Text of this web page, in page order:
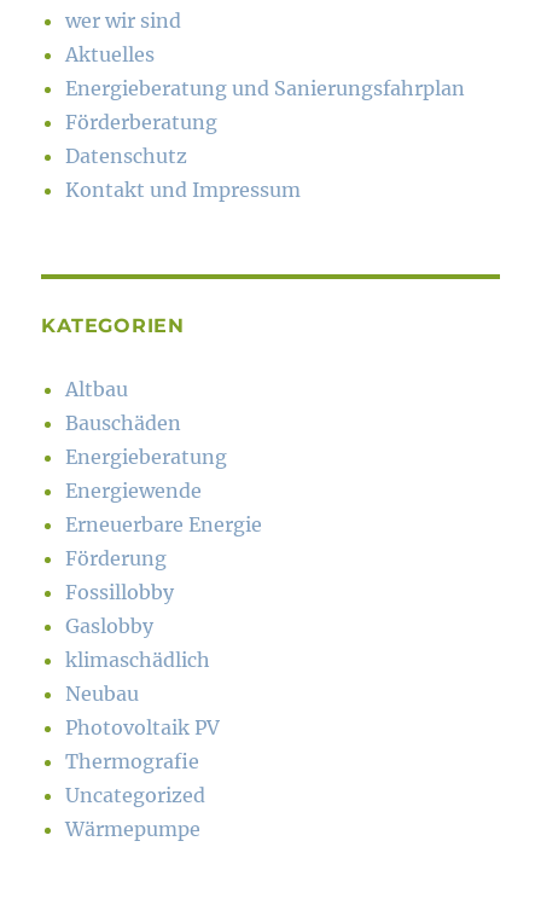
wer wir sind
Aktuelles
Energieberatung und Sanierungsfahrplan
Förderberatung
Datenschutz
Kontakt und Impressum
KATEGORIEN
Altbau
Bauschäden
Energieberatung
Energiewende
Erneuerbare Energie
Förderung
Fossillobby
Gaslobby
klimaschädlich
Neubau
Photovoltaik PV
Thermografie
Uncategorized
Wärmepumpe